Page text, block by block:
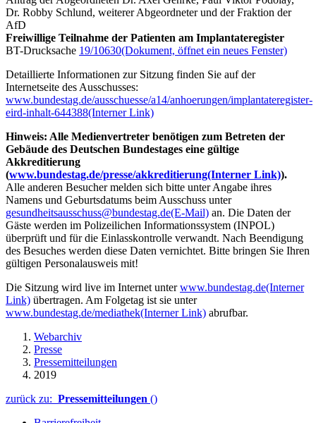
Dr. Robby Schlund, weiterer Abgeordneter und der Fraktion der
AfD
Freiwillige Teilnahme der Patienten am Implantateregister
BT-Drucksache 19/10630(Dokument, öffnet ein neues Fenster)
Detaillierte Informationen zur Sitzung finden Sie auf der
Internetseite des Ausschusses:
www.bundestag.de/ausschuesse/a14/anhoerungen/implantateregister-
eird-inhalt-644388(Interner Link)
Hinweis: Alle Medienvertreter benötigen zum Betreten der
Gebäude des Deutschen Bundestages eine gültige
Akkreditierung
(www.bundestag.de/presse/akkreditierung(Interner Link)).
Alle anderen Besucher melden sich bitte unter Angabe ihres
Namens und Geburtsdatums beim Ausschuss unter
gesundheitsausschuss@bundestag.de(E-Mail) an. Die Daten der
Gäste werden im Polizeilichen Informationssystem (INPOL)
überprüft und für die Einlasskontrolle verwandt. Nach Beendigung
des Besuches werden diese Daten vernichtet. Bitte bringen Sie Ihren
gültigen Personalausweis mit!
Die Sitzung wird live im Internet unterwww.bundestag.de(Interner
Link) übertragen. Am Folgetag ist sie unter
www.bundestag.de/mediathek(Interner Link) abrufbar.
Webarchiv
Presse
Pressemitteilungen
2019
zurück zu: Pressemitteilungen ()